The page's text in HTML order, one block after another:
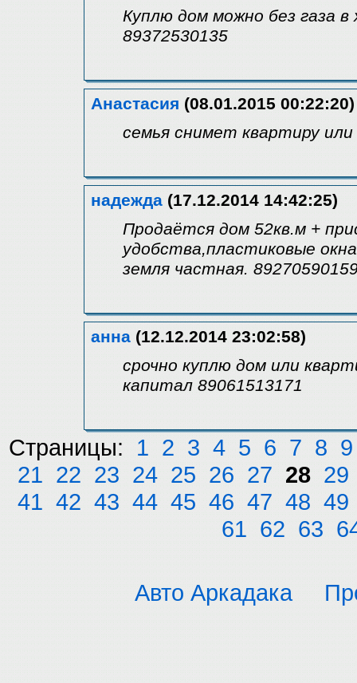
Куплю дом можно без газа
89372530135
Анастасия (08.01.2015 00:22:20)
семья снимет квартиру
надежда (17.12.2014 14:42:25)
Продаётся дом 52кв.м +
удобства,пластиковые
земля частная.
анна (12.12.2014 23:02:58)
срочно куплю дом или
капитал 89061513171
Страницы: 1 2 3 4 5 6 7 8 9
21 22 23 24 25 26 27 28 29
41 42 43 44 45 46 47 48 49
61 62 63
Авто Аркадака